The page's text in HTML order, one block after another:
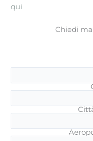
qui
Chiedi